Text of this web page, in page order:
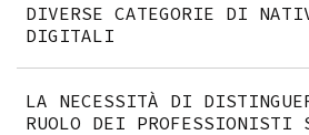
DIVERSE CATEGORIE DI
DIGITALI
LA NECESSITÀ DI
RUOLO DEI PROFESSIONISTI